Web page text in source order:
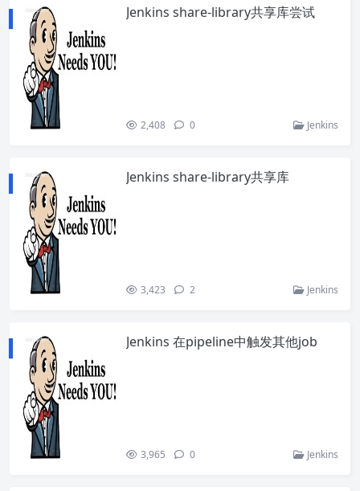
Jenkins share-library共享库尝试
2,408 0 Jenkins
Jenkins share-library共享库
3,423 2 Jenkins
Jenkins 在pipeline中触发其他job
3,965 0 Jenkins